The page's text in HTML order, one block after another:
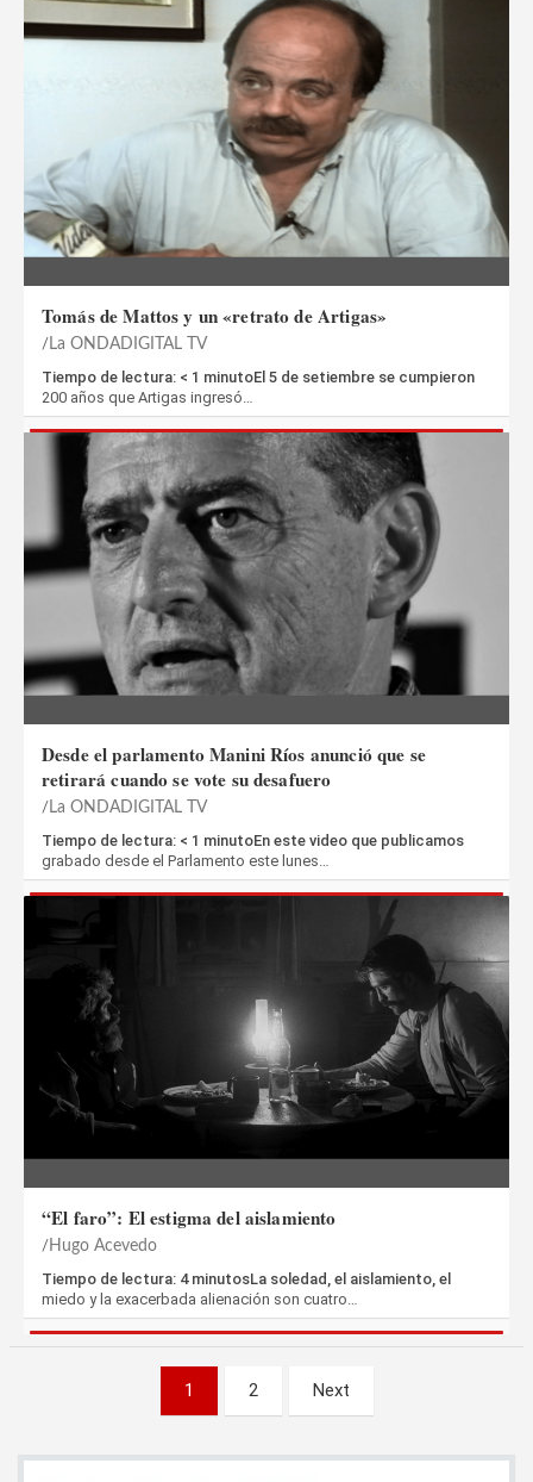
Tomás de Mattos y un «retrato de Artigas»
La ONDADIGITAL TV
Tiempo de lectura: < 1 minutoEl 5 de setiembre se cumpieron
200 años que Artigas ingresó…
Desde el parlamento Manini Ríos anunció que se
retirará cuando se vote su desafuero
La ONDADIGITAL TV
Tiempo de lectura: < 1 minutoEn este video que publicamos
grabado desde el Parlamento este lunes…
“El faro”: El estigma del aislamiento
Hugo Acevedo
Tiempo de lectura: 4 minutosLa soledad, el aislamiento, el
miedo y la exacerbada alienación son cuatro…
entradas
1 2 Next